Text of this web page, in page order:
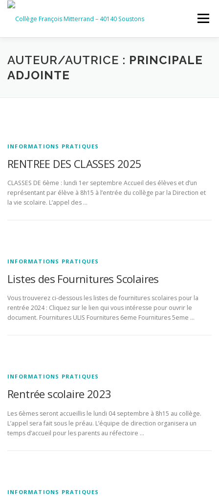
Aller
contenu
Menu
ACCUEIL RUBRIQUES
AUTEUR/AUTRICE : PRINCIPALE
ADJOINTE
INFORMATIONS PRATIQUES
RENTREE DES CLASSES 2025
CLASSES DE 6ème : lundi 1er septembre Accueil des élèves et d’un
représentant par élève à 8h15 à l’entrée du collège par la Direction et
la vie scolaire. L’appel des …
INFORMATIONS PRATIQUES
Listes des Fournitures Scolaires
Vous trouverez ci-dessous les listes de fournitures scolaires pour la
rentrée 2024 : Cliquez sur le lien qui vous intéresse pour ouvrir le
document. Fournitures ULIS Fournitures 6eme Fournitures 5eme …
INFORMATIONS PRATIQUES
Rentrée scolaire 2023
Les 6èmes seront accueillis le lundi 04 septembre à 8h15 au collège.
L’appel sera fait sous le préau. L’équipe de direction organisera un
temps d’accueil pour les parents au réfectoire …
INFORMATIONS PRATIQUES